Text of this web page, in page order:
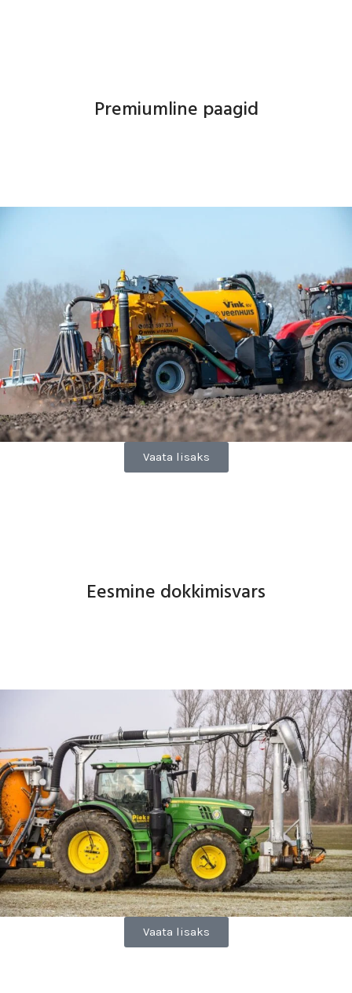
Premiumline paagid
Vaata lisaks
Eesmine dokkimisvars
Vaata lisaks